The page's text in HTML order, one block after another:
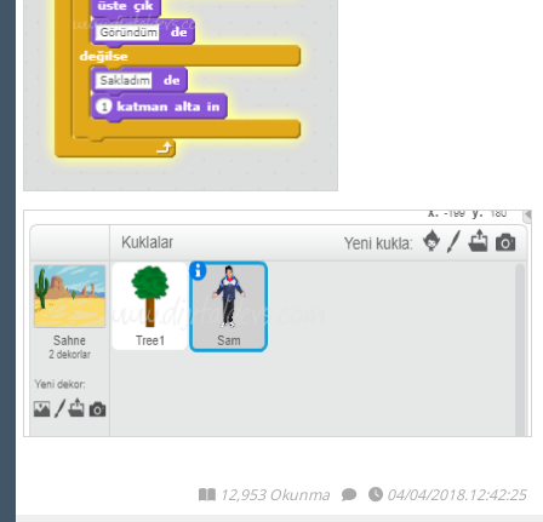
12,953 Okunma 04/04/2018.12:42:25